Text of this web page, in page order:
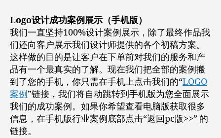
Logo设计成功案例展示（手机版）
我们一直坚持100%设计案例展示，除了最终作品我
们还向客户展示我们设计师提供的各个初稿方案。
这样做的目的是让客户在下单前对我们的服务和产
品有一个最真实的了解。现在我们把全部的案例搬
到了您的手机，你只需在手机上点击我们的“LOGO
案例”链接，我们将自动跳转到手机版为您全面展示
我们的成功案例。如果你希望查看电脑版获取很多
信息，在手机版行业案例底部点击“返回pc版>>” 的
链接。